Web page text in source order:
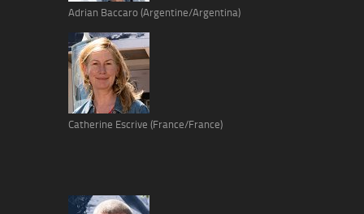
Adrian Baccaro (Argentine/Argentina)
Catherine Escrive (France/France)